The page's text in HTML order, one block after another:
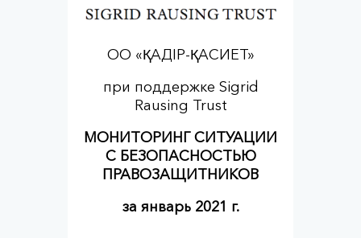
ОО «ҚАДІР-ҚАСИЕТ»
при поддержке Sigrid
Rausing Trust
МОНИТОРИНГ СИТУАЦИИ
С БЕЗОПАСНОСТЬЮ
ПРАВОЗАЩИТНИКОВ
за январь 2021 г.